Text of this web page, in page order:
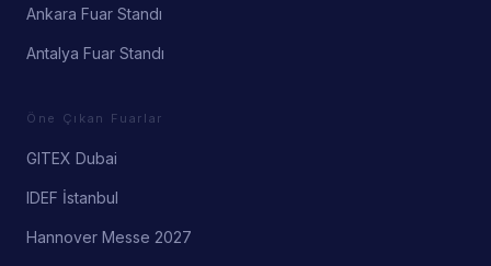
Ankara Fuar Standı
Antalya Fuar Standı
Öne Çıkan Fuarlar
GITEX Dubai
IDEF İstanbul
Hannover Messe 2027